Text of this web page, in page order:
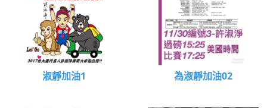
淑靜加油1 為淑靜加油02